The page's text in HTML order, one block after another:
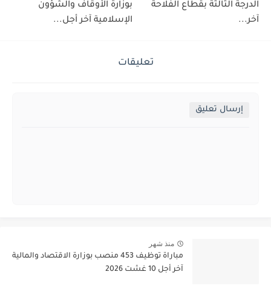
الدرجة الثالثة بقطاع الفلاحة
آخر...
بوزارة الأوقاف والشؤون
الإسلامية آخر أجل...
تعليقات
إرسال تعليق
منذ شهر
مباراة توظيف 453 منصب بوزارة الاقتصاد والمالية
آخر أجل 10 غشت 2026